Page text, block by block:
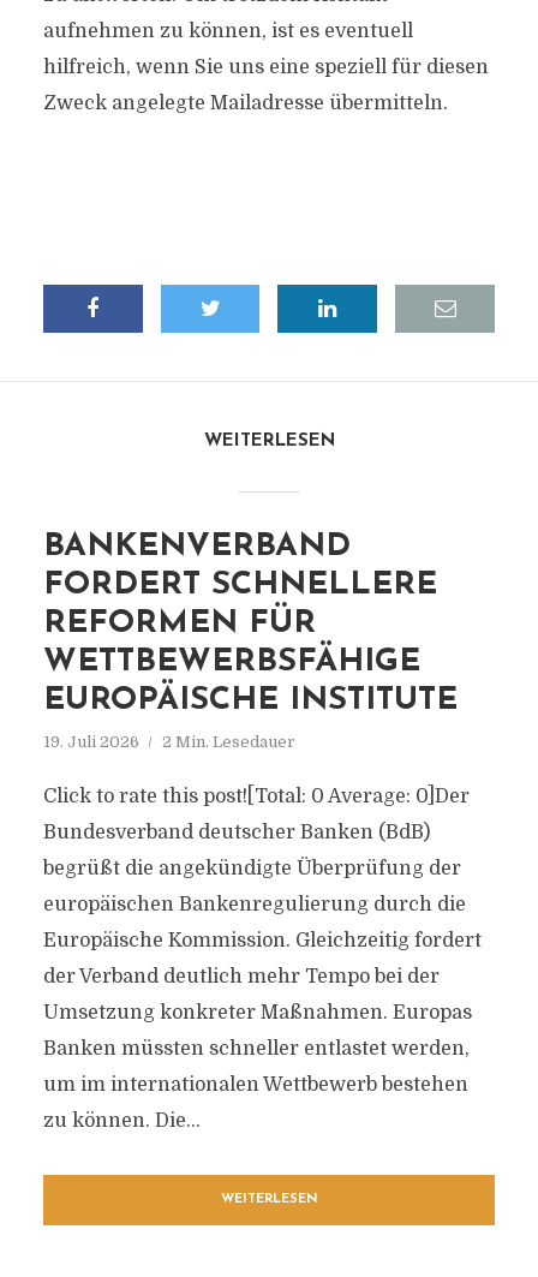
aufnehmen zu können, ist es eventuell
hilfreich, wenn Sie uns eine speziell für diesen
Zweck angelegte Mailadresse übermitteln.
WEITERLESEN
BANKENVERBAND
FORDERT SCHNELLERE
REFORMEN FÜR
WETTBEWERBSFÄHIGE
EUROPÄISCHE INSTITUTE
19. Juli 2026 2 Min. Lesedauer
Click to rate this post![Total: 0 Average: 0]Der
Bundesverband deutscher Banken (BdB)
begrüßt die angekündigte Überprüfung der
europäischen Bankenregulierung durch die
Europäische Kommission. Gleichzeitig fordert
der Verband deutlich mehr Tempo bei der
Umsetzung konkreter Maßnahmen. Europas
Banken müssten schneller entlastet werden,
um im internationalen Wettbewerb bestehen
zu können. Die...
WEITERLESEN